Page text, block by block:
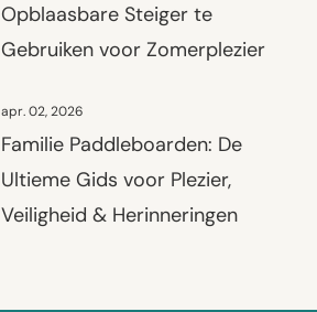
Opblaasbare Steiger te
Gebruiken voor Zomerplezier
apr. 02, 2026
Familie Paddleboarden: De
Ultieme Gids voor Plezier,
Veiligheid & Herinneringen